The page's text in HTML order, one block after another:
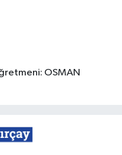
OSMAN